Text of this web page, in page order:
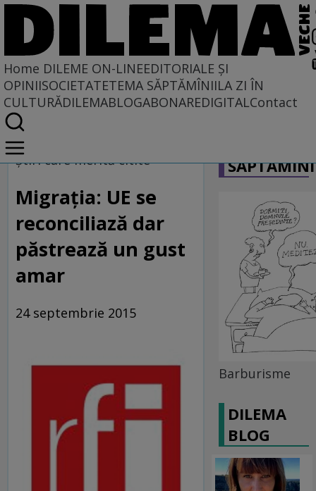
Home DILEME ON-LINEEDITORIALE ȘI
OPINIISOCIETATETEMA SĂPTĂMÎNIILA ZI ÎN
CULTURĂDILEMABLOGABONAREDIGITALContact
Home
Dileme on-line
Ştiri care merită citite
Migrația: UE se
reconciliază dar
păstrează un gust
amar
24 septembrie 2015
Barburisme
DILEMA
BLOG